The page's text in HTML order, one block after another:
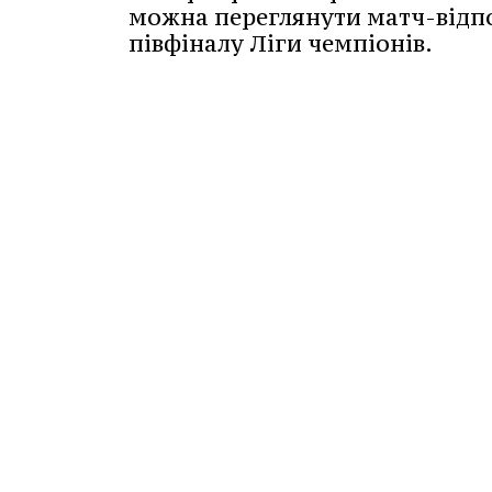
можна переглянути матч-
півфіналу Ліги чемпіонів.